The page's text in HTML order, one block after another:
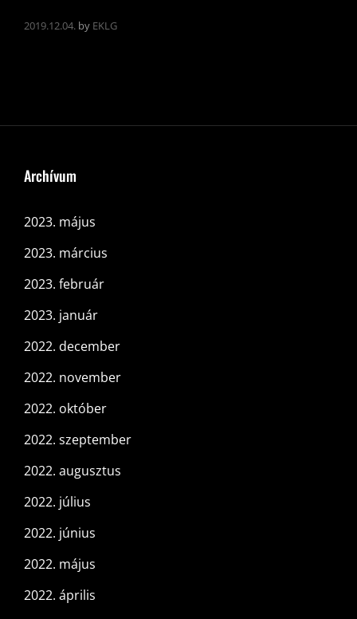
2019.12.04. by EKLG
Archívum
2023. május
2023. március
2023. február
2023. január
2022. december
2022. november
2022. október
2022. szeptember
2022. augusztus
2022. július
2022. június
2022. május
2022. április